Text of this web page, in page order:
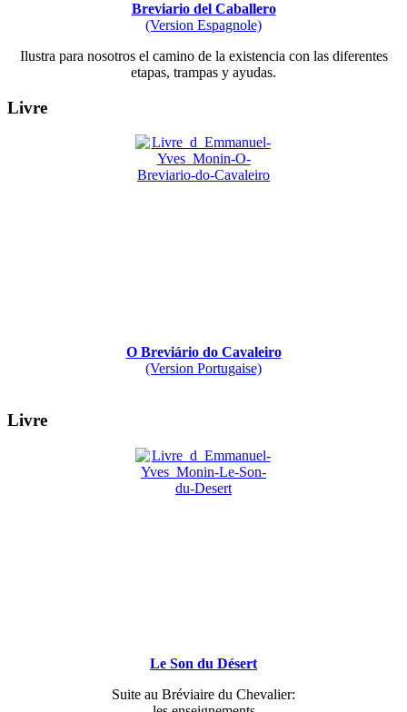
Breviario del Caballero
(Version Espagnole)
Ilustra para nosotros el camino de la existencia con las diferentes
etapas, trampas y ayudas.
Livre
O Breviário do Cavaleiro
(Version Portugaise)
Livre
Le Son du Désert
Suite au Bréviaire du Chevalier: